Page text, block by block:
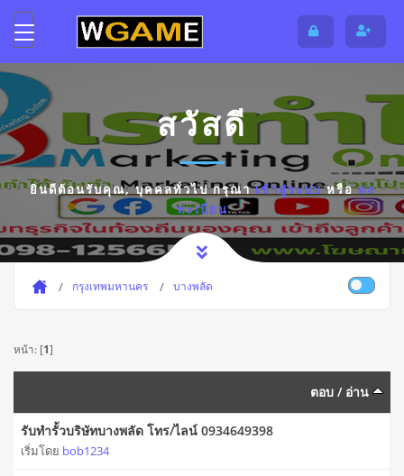
สวัสดี
ยินดีต้อนรับคุณ,บุคคลทั่วไปกรุณาเข้าสู่ระบบหรือลง
ทะเบียน
กรุงเทพมหานคร บางพลัด
หน้า: [1]
ตอบ / อ่าน
รับทำรั้วบริษัทบางพลัด โทร/ไลน์ 0934649398
เริ่มโดย bob1234